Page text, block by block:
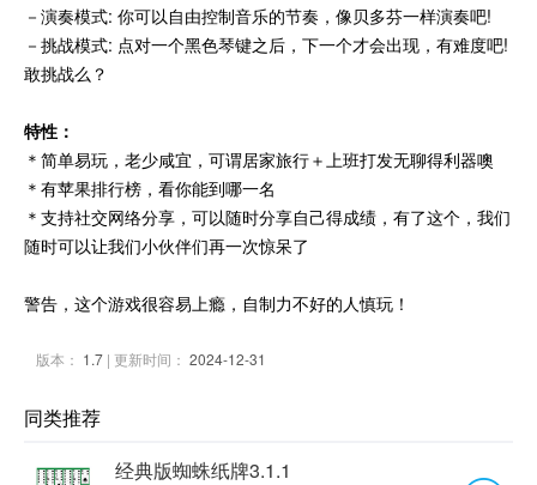
－演奏模式: 你可以自由控制音乐的节奏，像贝多芬一样演奏吧!
－挑战模式: 点对一个黑色琴键之后，下一个才会出现，有难度吧!
敢挑战么？
特性：
＊简单易玩，老少咸宜，可谓居家旅行＋上班打发无聊得利器噢
＊有苹果排行榜，看你能到哪一名
＊支持社交网络分享，可以随时分享自己得成绩，有了这个，我们
随时可以让我们小伙伴们再一次惊呆了
警告，这个游戏很容易上瘾，自制力不好的人慎玩！
版本： 1.7 | 更新时间： 2024-12-31
同类推荐
经典版蜘蛛纸牌3.1.1